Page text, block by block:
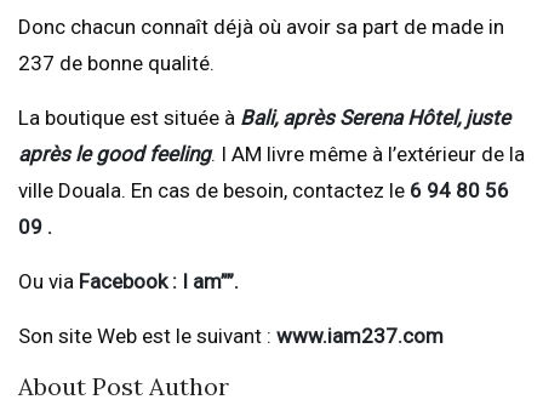
Donc chacun connaît déjà où avoir sa part de made in
237 de bonne qualité.
La boutique est située à Bali, après Serena Hôtel, juste
après le good feeling. I AM livre même à l’extérieur de la
ville Douala. En cas de besoin, contactez le 6 94 80 56
09 .
Ou via Facebook : I am””.
Son site Web est le suivant : www.iam237.com
About Post Author